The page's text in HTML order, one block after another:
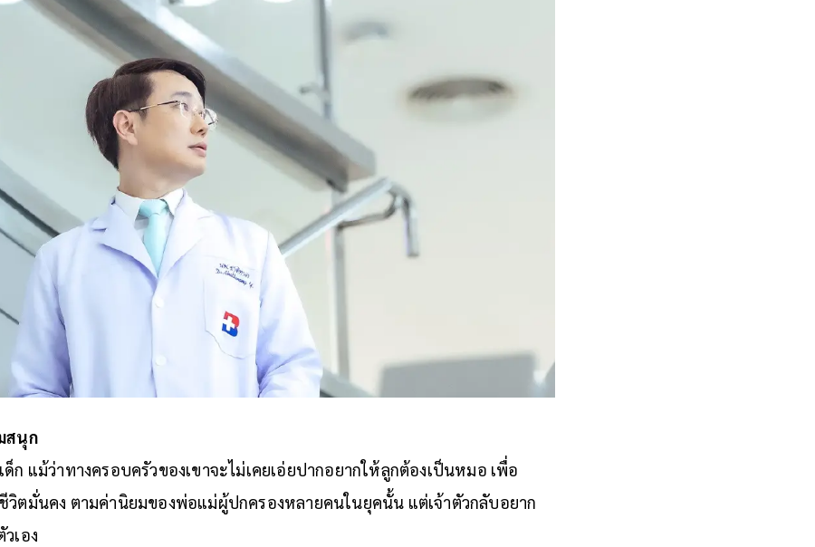
สนุก
ก แม้ว่าทางครอบครัวของเขาจะไม่เคยเอ่ยปากอยากให้ลูกต้องเป็นหมอ เพื่อ
วิตมั่นคง ตามค่านิยมของพ่อแม่ผู้ปกครองหลายคนในยุคนั้น แต่เจ้าตัวกลับอยาก
เอง